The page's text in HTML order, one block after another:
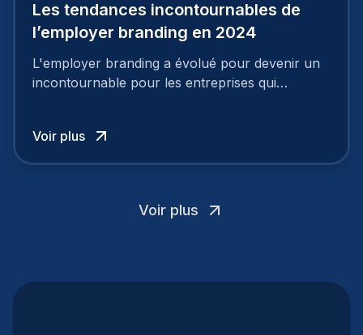
Les tendances incontournables de
l’employer branding en 2024
L'employer branding a évolué pour devenir un
incontournable pour les entreprises qui
Voir plus
Voir plus